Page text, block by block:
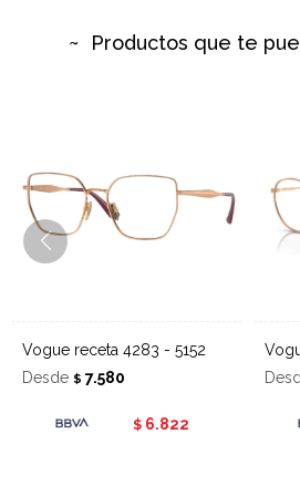
Productos que te
Vogue receta 4283 - 5152
Desde $ 7.580
$ 6.822